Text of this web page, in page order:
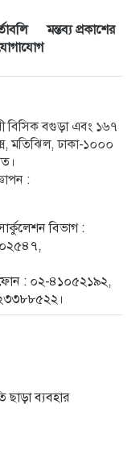
মন্তব্য প্রকাশের
বিসিক বগুড়া এবং ১৬৭
মতিঝিল, ঢাকা-১০০০
:
বিভাগ :
ফোন : ০২-৪১০৫২১৯২,
ব্যবহার